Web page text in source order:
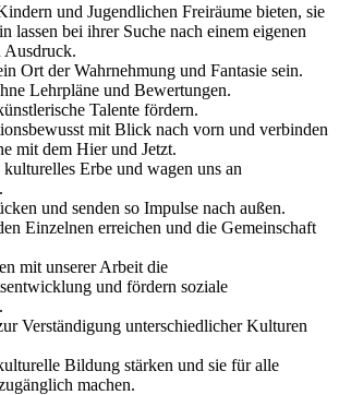
und Jugendlichen Freiräume bieten, sie
lassen bei ihrer Suche nach einem eigenen
Ausdruck.
Ort der Wahrnehmung und Fantasie sein.
Lehrpläne und Bewertungen.
Talente fördern.
mit Blick nach vorn und verbinden
mit dem Hier und Jetzt.
Erbe und wagen uns an
und senden so Impulse nach außen.
Einzelnen erreichen und die Gemeinschaft
mit unserer Arbeit die
und fördern soziale
Verständigung unterschiedlicher Kulturen
Bildung stärken und sie für alle
machen.